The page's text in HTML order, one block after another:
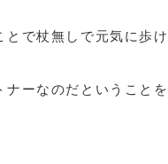
とで杖無しで元気に歩け
ナーなのだということを